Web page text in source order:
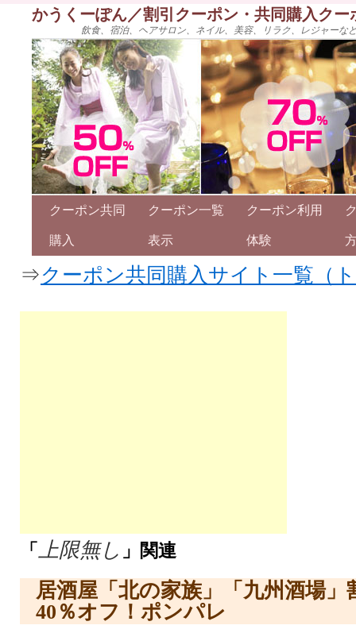
かうくーぽん／割引クーポン・共同購入ク
飲食、宿泊、ヘアサロン、ネイル、美容、リラク、レジャー
クーポン共同
購入
クーポン一覧
表示
クーポン利用
体験
⇒クーポン共同購入サイト一覧（
「 上限無し 」関連
居酒屋「北の家族」「九州酒場
40％オフ！ポンパレ